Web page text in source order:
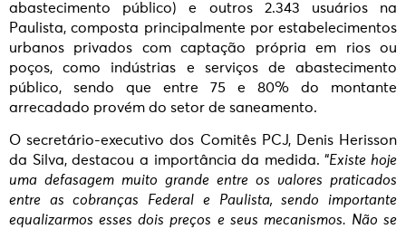
abastecimento público) e outros 2.343 usuários na
Paulista, composta principalmente por estabelecimentos
urbanos privados com captação própria em rios ou
poços, como indústrias e serviços de abastecimento
público, sendo que entre 75 e 80% do montante
arrecadado provém do setor de saneamento.
O secretário-executivo dos Comitês PCJ, Denis Herisson
da Silva, destacou a importância da medida. “Existe hoje
uma defasagem muito grande entre os valores praticados
entre as cobranças Federal e Paulista, sendo importante
equalizarmos esses dois preços e seus mecanismos. Não se